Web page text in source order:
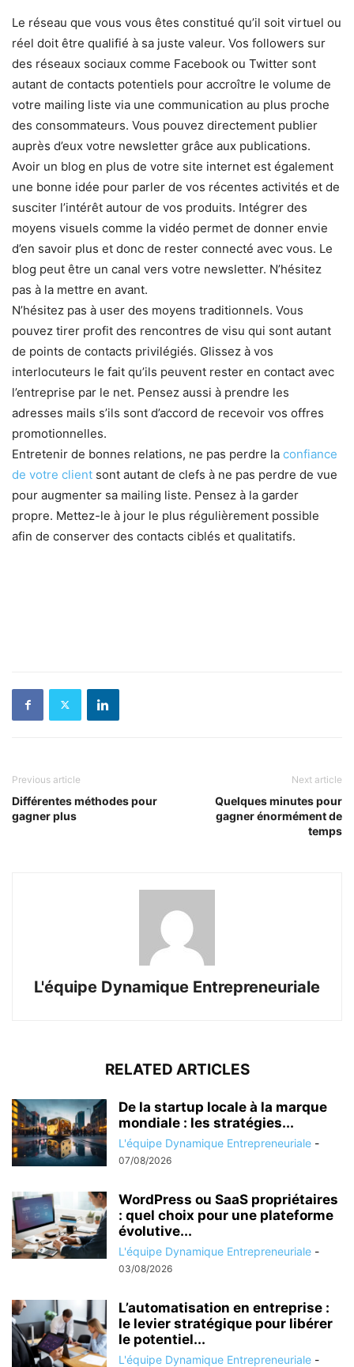
Le réseau que vous vous êtes constitué qu’il soit virtuel ou
réel doit être qualifié à sa juste valeur. Vos followers sur
des réseaux sociaux comme Facebook ou Twitter sont
autant de contacts potentiels pour accroître le volume de
votre mailing liste via une communication au plus proche
des consommateurs. Vous pouvez directement publier
auprès d’eux votre newsletter grâce aux publications.
Avoir un blog en plus de votre site internet est également
une bonne idée pour parler de vos récentes activités et de
susciter l’intérêt autour de vos produits. Intégrer des
moyens visuels comme la vidéo permet de donner envie
d’en savoir plus et donc de rester connecté avec vous. Le
blog peut être un canal vers votre newsletter. N’hésitez
pas à la mettre en avant.
N’hésitez pas à user des moyens traditionnels. Vous
pouvez tirer profit des rencontres de visu qui sont autant
de points de contacts privilégiés. Glissez à vos
interlocuteurs le fait qu’ils peuvent rester en contact avec
l’entreprise par le net. Pensez aussi à prendre les
adresses mails s’ils sont d’accord de recevoir vos offres
promotionnelles.
Entretenir de bonnes relations, ne pas perdre la confiance
de votre client sont autant de clefs à ne pas perdre de vue
pour augmenter sa mailing liste. Pensez à la garder
propre. Mettez-le à jour le plus régulièrement possible
afin de conserver des contacts ciblés et qualitatifs.
Previous article
Différentes méthodes pour
gagner plus
Next article
Quelques minutes pour
gagner énormément de
temps
L'équipe Dynamique Entrepreneuriale
RELATED ARTICLES
De la startup locale à la marque
mondiale : les stratégies...
L'équipe Dynamique Entrepreneuriale -
07/08/2026
WordPress ou SaaS propriétaires
: quel choix pour une plateforme
évolutive...
L'équipe Dynamique Entrepreneuriale -
03/08/2026
L’automatisation en entreprise :
le levier stratégique pour libérer
le potentiel...
L'équipe Dynamique Entrepreneuriale -